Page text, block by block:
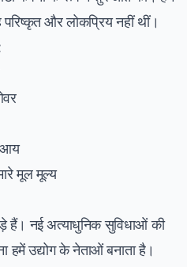
और लोकप्रिय नहीं थीं।
आय
मूल मूल्य
हैं। नई अत्याधुनिक सुविधाओं की
उद्योग के नेताओं बनाता है।